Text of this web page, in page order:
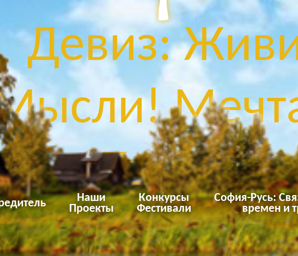
Девиз:
Твори!
Без сомнений,
Наши
Проекты
Конкурсы
Фестивали
София-Русь:
времен и